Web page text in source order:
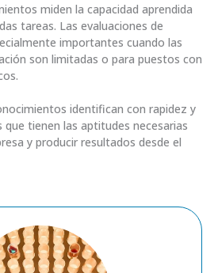
miden la capacidad aprendida
tareas. Las evaluaciones de
importantes cuando las
son limitadas o para puestos con
identifican con rapidez y
que tienen las aptitudes necesarias
y producir resultados desde el